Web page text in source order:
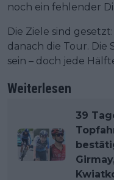
noch ein fehlender
Die Ziele sind
danach die Tour. Die
sein – doch jede
Weiterlesen
39